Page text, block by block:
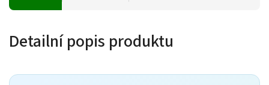
Detailní popis produktu